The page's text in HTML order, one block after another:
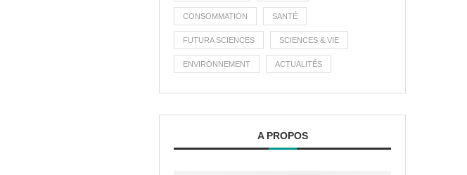
CONSOMMATION SANTÉ
FUTURA SCIENCES SCIENCES & VIE
ENVIRONNEMENT ACTUALITÉS
A PROPOS